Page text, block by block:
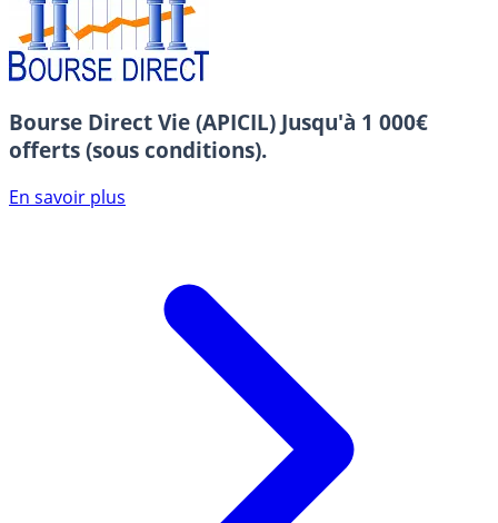
Bourse Direct Vie (APICIL) Jusqu'à 1 000€
offerts (sous conditions).
En savoir plus